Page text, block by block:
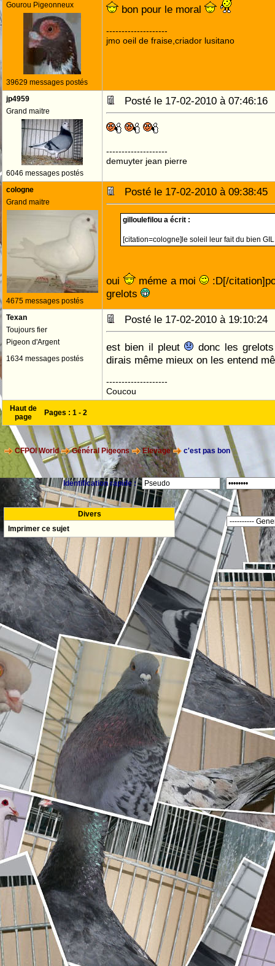
Gourou Pigeonneux
39629 messages postés
bon pour le moral
--------------------
jmo oeil de fraise,criador lusitano
jp4959
Grand maitre
6046 messages postés
Posté le 17-02-2010 à
--------------------
demuyter jean pierre
cologne
Grand maitre
4675 messages postés
Posté le 17-02-2010 à
gilloulefilou a écrit :
[citation=cologne]le soleil leur fait du bien
oui méme a moi
:D[/
grelots
Texan
Toujours fier
Pigeon d'Argent
1634 messages postés
Posté le 17-02-2010 à
est bien il pleut
donc les
dirais même mieux on les entend
--------------------
Coucou
Haut de
page
Pages : 1 - 2
CFPOI World Général Pigeons Elevage c'est pas bon
Identification rapide :
Divers
Imprimer ce sujet